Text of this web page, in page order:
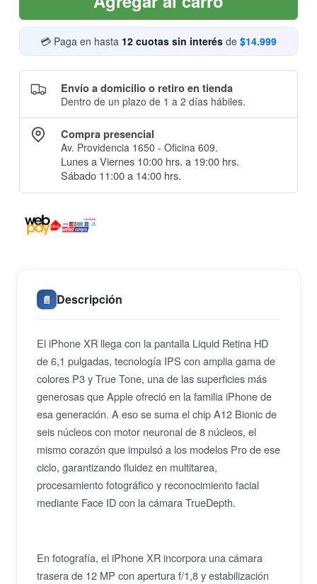
💳 Paga en hasta 12 cuotas sin interés de $14.999
Envío a domicilio o retiro en tienda
Dentro de un plazo de 1 a 2 días hábiles.
Compra presencial
Av. Providencia 1650 - Oficina 609.
Lunes a Viernes 10:00 hrs. a 19:00 hrs.
Sábado 11:00 a 14:00 hrs.
📄 Descripción
El iPhone XR llega con la pantalla Liquid Retina HD
de 6,1 pulgadas, tecnología IPS con amplia gama de
colores P3 y True Tone, una de las superficies más
generosas que Apple ofreció en la familia iPhone de
esa generación. A eso se suma el chip A12 Bionic de
seis núcleos con motor neuronal de 8 núcleos, el
mismo corazón que impulsó a los modelos Pro de ese
ciclo, garantizando fluidez en multitarea,
procesamiento fotográfico y reconocimiento facial
mediante Face ID con la cámara TrueDepth.
En fotografía, el iPhone XR incorpora una cámara
trasera de 12 MP con apertura f/1,8 y estabilización